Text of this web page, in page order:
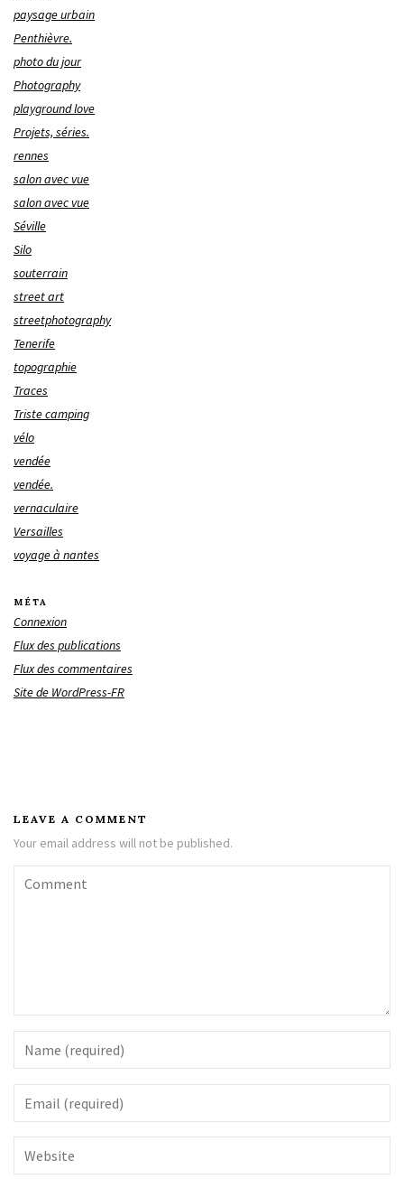
paysage urbain
Penthièvre.
photo du jour
Photography
playground love
Projets, séries.
rennes
salon avec vue
salon avec vue
Séville
Silo
souterrain
street art
streetphotography
Tenerife
topographie
Traces
Triste camping
vélo
vendée
vendée.
vernaculaire
Versailles
voyage à nantes
MÉTA
Connexion
Flux des publications
Flux des commentaires
Site de WordPress-FR
LEAVE A COMMENT
Your email address will not be published.